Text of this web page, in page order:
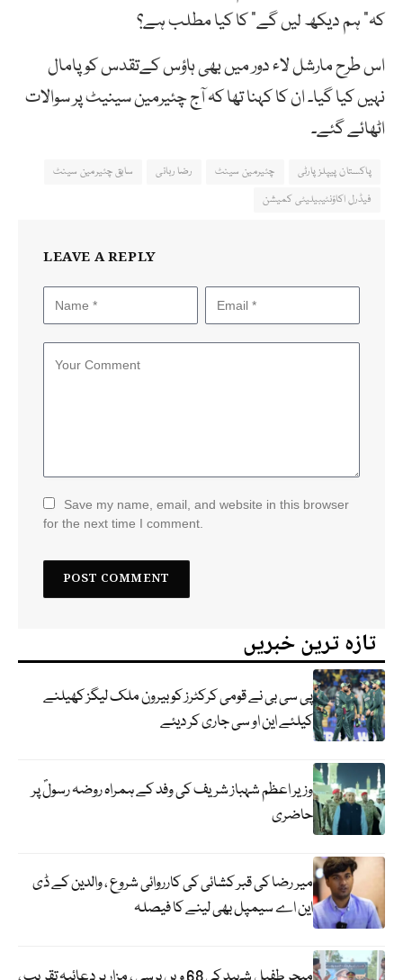
کہ” ہم دیکھ لیں گے” کا کیا مطلب ہے؟
اس طرح مارشل لاء دور میں بھی ہاؤس کےتقدس کو پامال
نہیں کیا گیا۔ ان کا کہنا تھا کہ آج چئیرمین سینیٹ پر سوالات
اٹھائے گئے۔
پاکستان پیپلز پارٹی چئیرمین سینٹ رضا ربانی
سابق چئیرمین سینٹ
فیڈرل اکاؤنٹیبیلیٹی کمیشن
LEAVE A REPLY
Save my name, email, and website in this browser
for the next time I comment.
تازہ ترین خبریں
پی سی بی نے قومی کرکٹرز کو بیرون ملک لیگز کھیلنے
کیلئے این او سی جاری کر دیئے
وزیر اعظم شہباز شریف کی وفد کے ہمراہ روضہ رسولؐ پر
حاضری
میر رضا کی قبر کشائی کی کارروائی شروع ، والدین کے ڈی
این اے سیمپل بھی لینے کا فیصلہ